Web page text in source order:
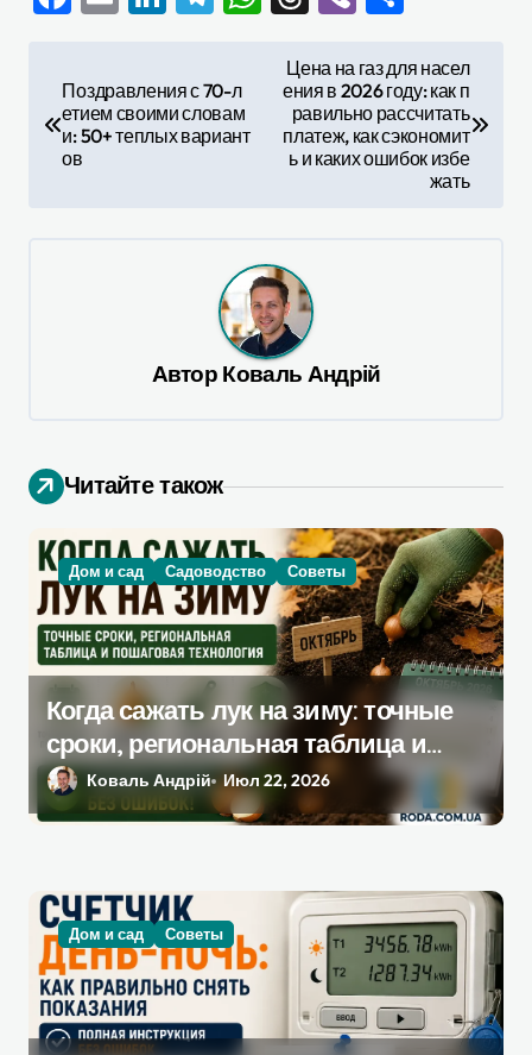
в
з
а
п
и
с
я
м
Поздравления с 70-л
етием своими словам
и: 50+ теплых вариант
ов
Цена на газ для насел
ения в 2026 году: как п
равильно рассчитать
платеж, как сэкономит
ь и каких ошибок избе
жать
Автор Коваль Андрій
Читайте також
Дом и сад Садоводство Советы
Когда сажать лук на зиму: точные
сроки, региональная таблица и
пошаговая инструкция
Коваль Андрій Июл 22, 2026
Дом и сад Советы